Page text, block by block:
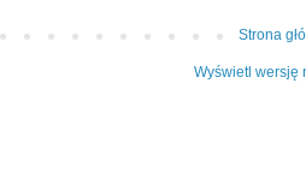
Strona
Wyświetl wersję